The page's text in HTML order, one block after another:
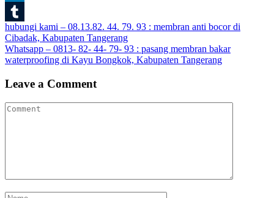
LinkedIn
Tumblr
Post
navigation
hubungi kami – 08.13.82. 44. 79. 93 : membran anti bocor di
Cibadak, Kabupaten Tangerang
Whatsapp – 0813- 82- 44- 79- 93 : pasang membran bakar
waterproofing di Kayu Bongkok, Kabupaten Tangerang
Leave a Comment